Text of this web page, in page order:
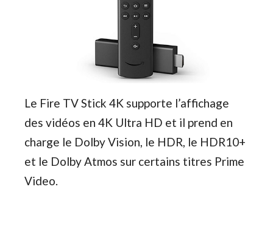
Le Fire TV Stick 4K supporte l’affichage
des vidéos en 4K Ultra HD et il prend en
charge le Dolby Vision, le HDR, le HDR10+
et le Dolby Atmos sur certains titres Prime
Video.